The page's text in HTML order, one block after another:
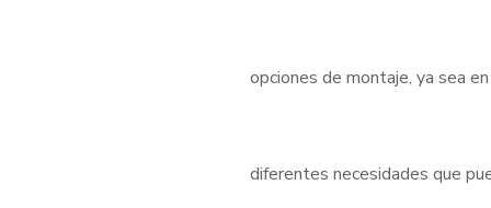
opciones de montaje, ya sea
diferentes necesidades que